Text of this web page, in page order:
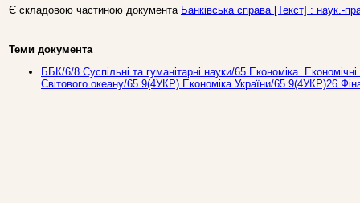
Є складовою частиною документа Банківська справа [Текст] : наук.-
Теми документа
ББК/6/8 Суспільні та гуманітарні науки/65 Економіка.
Світового океану/65.9(4УКР) Економіка України/65.9(4УКР)26